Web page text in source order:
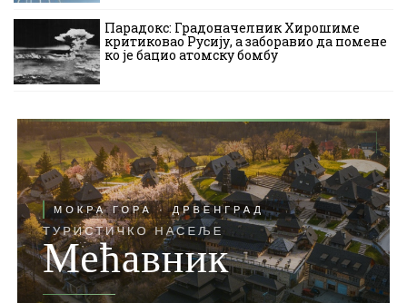
Парадокс: Градоначелник Хирошиме
критиковао Русију, а заборавио да помене
ко је бацио атомску бомбу